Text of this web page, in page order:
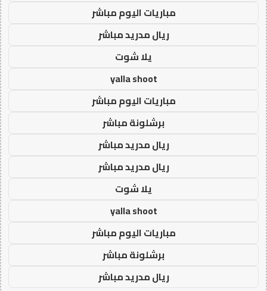
مباريات اليوم مباشر
ريال مدريد مباشر
يلا شوت
yalla shoot
مباريات اليوم مباشر
برشلونة مباشر
ريال مدريد مباشر
ريال مدريد مباشر
يلا شوت
yalla shoot
مباريات اليوم مباشر
برشلونة مباشر
ريال مدريد مباشر